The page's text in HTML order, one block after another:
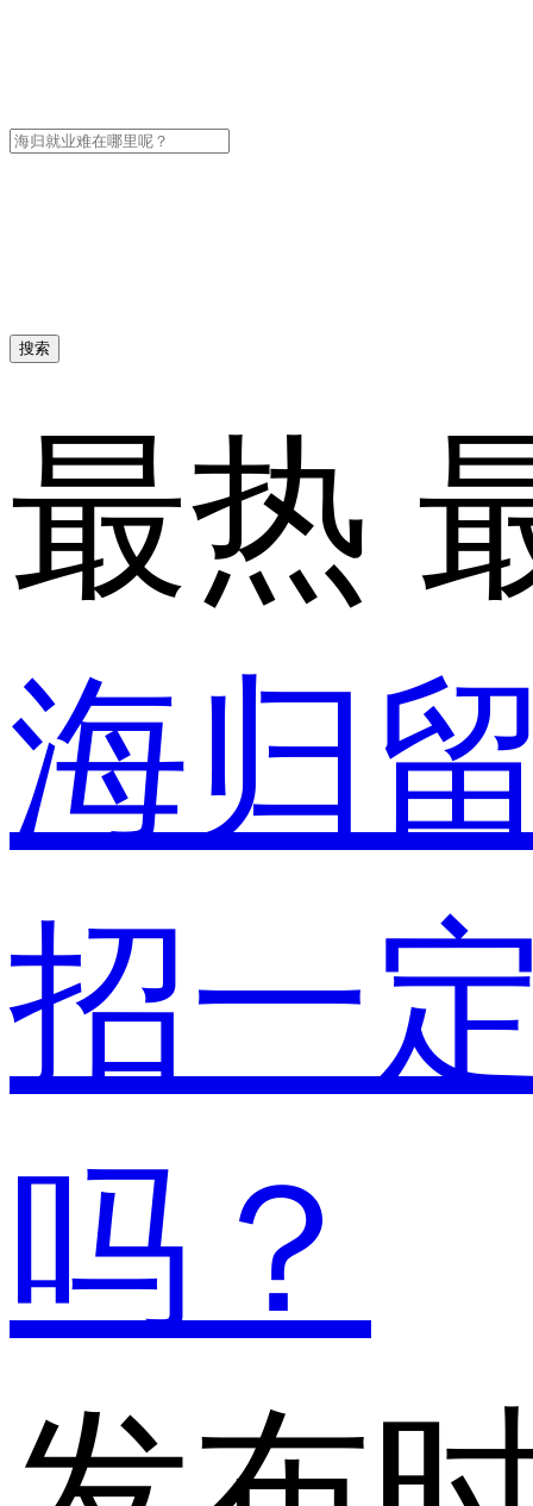
搜索
最热
海归
招一
吗？